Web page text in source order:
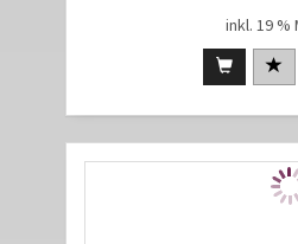
inkl. 19 %